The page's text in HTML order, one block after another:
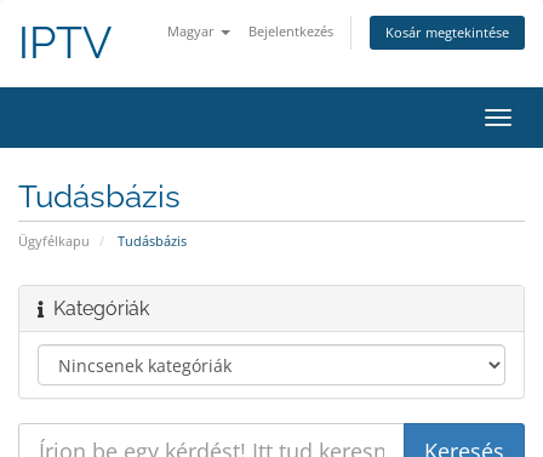
Magyar Bejelentkezés Kosár megtekintése
IPTV
a
Tudásbázis
Ügyfélkapu Tudásbázis
Kategóriák